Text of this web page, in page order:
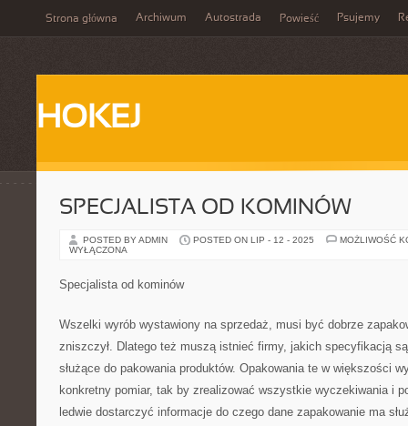
Strona główna Archiwum Autostrada Powieść Psujemy
HOKEJ
SPECJALISTA OD KOMINÓW
POSTED BY ADMIN POSTED ON LIP - 12 - 2025
MOŻLIWOŚĆ
WYŁĄCZONA
Specjalista od kominów
Wszelki wyrób wystawiony na sprzedaż, musi być dobrze
zniszczył. Dlatego też muszą istnieć firmy, jakich specyfikacją
służące do pakowania produktów. Opakowania te w większości
konkretny pomiar, tak by zrealizować wszystkie wyczekiwania i
ledwie dostarczyć informacje do czego dane zapakowanie ma